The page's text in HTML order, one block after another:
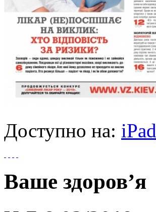
Доступно на: iPad
Ваше здоров’я